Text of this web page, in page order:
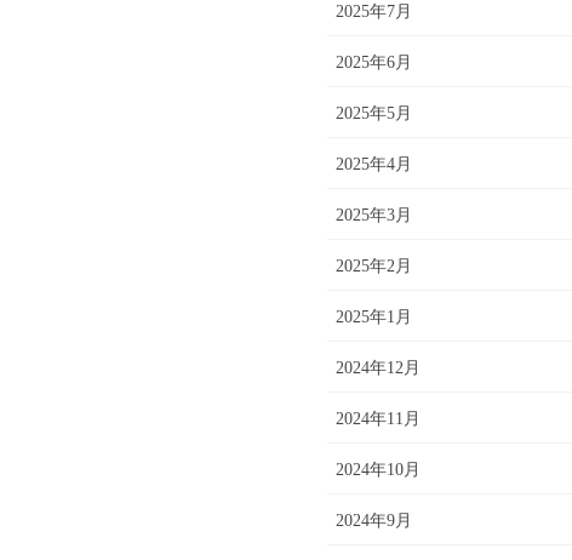
2025年7月
2025年6月
2025年5月
2025年4月
2025年3月
2025年2月
2025年1月
2024年12月
2024年11月
2024年10月
2024年9月